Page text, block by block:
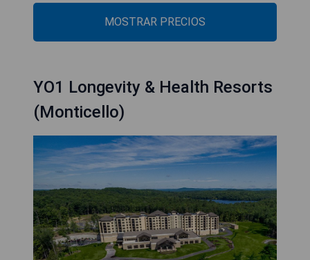
MOSTRAR PRECIOS
YO1 Longevity & Health Resorts
(Monticello)